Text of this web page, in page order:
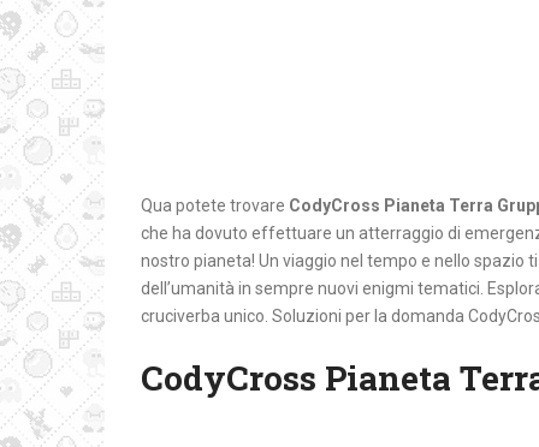
Qua potete trovare CodyCross Pianeta Terra
che ha dovuto effettuare un atterraggio di
nostro pianeta! Un viaggio nel tempo e nello spazio
dell’umanità in sempre nuovi enigmi tematici.
cruciverba unico. Soluzioni per la domanda
CodyCross Pianeta